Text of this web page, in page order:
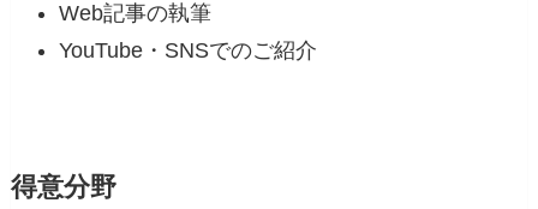
Web記事の執筆
YouTube・SNSでのご紹介
得意分野